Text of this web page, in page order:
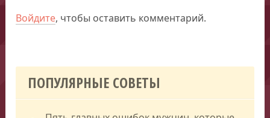
Войдите, чтобы оставить комментарий.
ПОПУЛЯРНЫЕ СОВЕТЫ